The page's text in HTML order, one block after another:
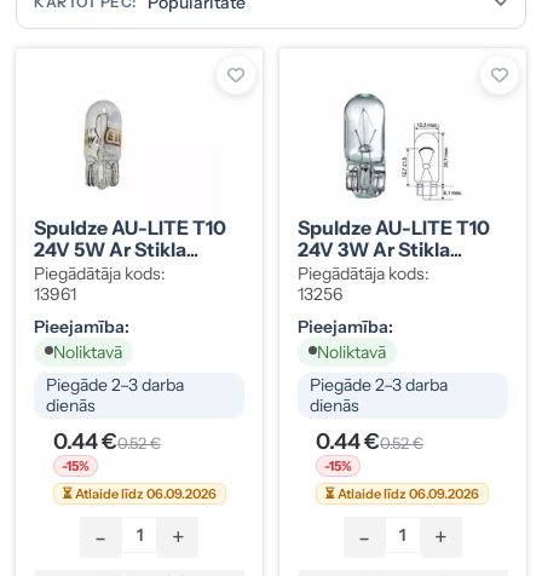
Spuldze AU-LITE T10
24V 5W Ar Stikla
Cokolu
Piegādātāja kods:
13961
Pieejamība:
Noliktavā
Piegāde 2–3 darba
dienās
0.44 €0.52 €
-15%
⏳ Atlaide līdz 06.09.2026
- +
Spuldze AU-LITE T10
24V 3W Ar Stikla
Cokolu
Piegādātāja kods:
13256
Pieejamība:
Noliktavā
Piegāde 2–3 darba
dienās
0.44 €0.52 €
-15%
⏳ Atlaide līdz 06.09.2026
- +